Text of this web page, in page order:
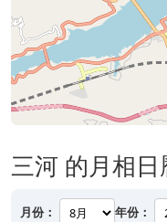
三河 的月相日
月份： 年份：